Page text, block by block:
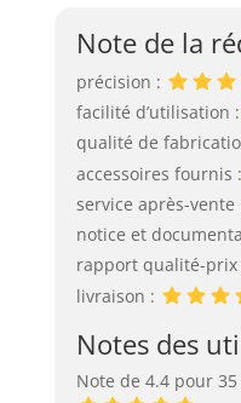
Note de la
précision :
facilité d’utilisation :
qualité de
accessoires fournis :
service après-vente
notice et
rapport qualité-prix
livraison :
Notes des
Note de 4.4 pour